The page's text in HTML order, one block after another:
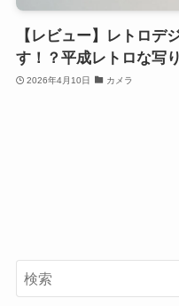
【レビュー】レトロデ
す！？平成レトロな写
2026年4月10日 カメラ